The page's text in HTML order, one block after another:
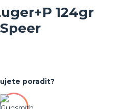
124gr
poradit?